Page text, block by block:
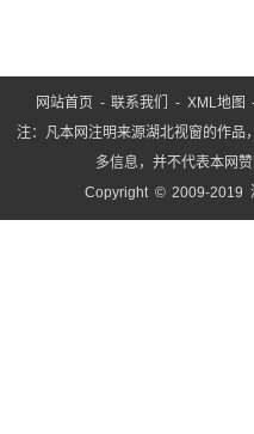
网站首页 -联系我们 - XML地图
注：凡本网注明来源湖北视窗的作品
多信息，并不代表本网
Copyright © 2009-2019